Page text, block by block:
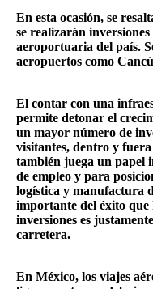
En esta ocasión, se
se realizarán
aeroportuaria del país.
aeropuertos como
El contar con una
permite detonar el
un mayor número de
visitantes, dentro y
también juega un papel
de empleo y para
logística y manufactura
importante del éxito
inversiones es
carretera.
En México, los viajes